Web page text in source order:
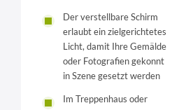
Der verstellbare Schirm
erlaubt ein zielgerichtetes
Licht, damit Ihre Gemälde
oder Fotografien gekonnt
in Szene gesetzt werden
Im Treppenhaus oder